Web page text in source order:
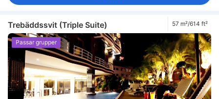
Trebäddssvit (Triple Suite) 57 m²/614 ft²
Passar grupper